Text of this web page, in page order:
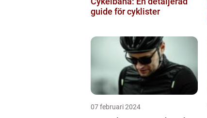
guide för cyklister
07 februari 2024